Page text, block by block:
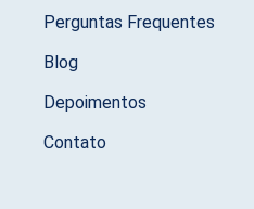
Perguntas Frequentes
Blog
Depoimentos
Contato